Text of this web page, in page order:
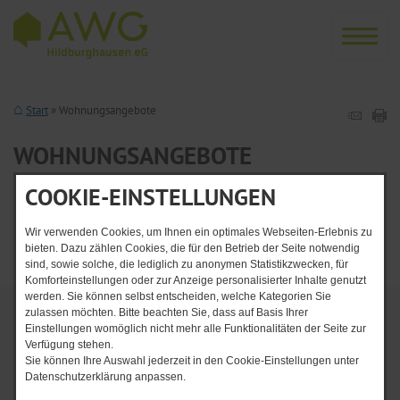
COOKIE-EINSTELLUNGEN
Wir verwenden Cookies, um Ihnen ein optimales Webseiten-Erlebnis zu
bieten. Dazu zählen Cookies, die für den Betrieb der Seite notwendig
sind, sowie solche, die lediglich zu anonymen Statistikzwecken, für
Komforteinstellungen oder zur Anzeige personalisierter Inhalte genutzt
werden. Sie können selbst entscheiden, welche Kategorien Sie
zulassen möchten. Bitte beachten Sie, dass auf Basis Ihrer
Einstellungen womöglich nicht mehr alle Funktionalitäten der Seite zur
Verfügung stehen.
Sie können Ihre Auswahl jederzeit in den Cookie-Einstellungen unter
Datenschutzerklärung anpassen.
Start Wohnungsangebote
WOHNUNGSANGEBOTE
Senden
Drucken nach oben
Kontakt
AWG Hildburghausen eG
Dr.-Theodor-Neubauer-Straße 36